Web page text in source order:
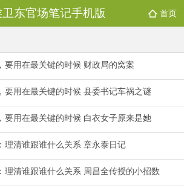
卫东官场笔记手机版 首页
要用在最关键的时候 财政局的窝案
要用在最关键的时候 县委书记车祸之谜
要用在最关键的时候 白衣女子原来是她
理清谁跟谁什么关系 章永泰日记
理清谁跟谁什么关系 周昌全传授的小招数